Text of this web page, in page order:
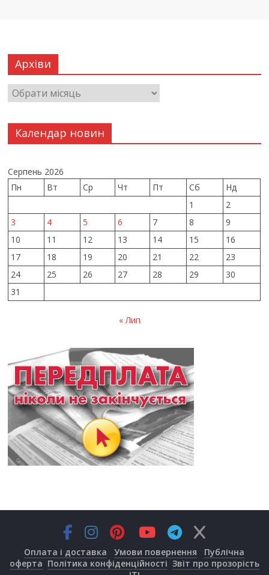
Архіви
Календар новин
Серпень 2026
Пн
Вт Ср Чт Пт Сб
Нд
1
2
3
4 5 6 7 8
9
10
11 12 13 14 15
16
17
18 19 20 21 22
23
24
25 26 27 28 29
30
31
« Лип
Оплата і доставка Умови повернення
Публічна
оферта Політика конфіденційності Звіт про прозорість